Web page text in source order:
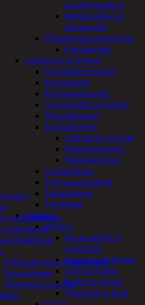
puutarhasakset
Reppuruiskut ja
painepullot
Pihapatsaat ja koristeet
Postilaatikot
Valaisimet ja lamput
Aurinkokennovalot
Koristevalot
Koristevalaisimet
Loisteputket ja lamput
Pihavalaisimet
Sisävalaisimet
Lednauhat ja listat
Pöytävalaisimet
Yleisvalaisimet
Taskulamput
Työmaavalaisimet
Taskulamput
Tarvikkeet
Työkalut
Hitsaus
Hitsauskolvit ja
suuttimet
Kaasut ja polttimet
Lasit ja maskit
Puikot ja langat
Tinakolvit ja tinat
sisäpuhdistus
Kiillotuskoneet ja tarvikkeet
Pesuvälineet
Shampoot ja vahat